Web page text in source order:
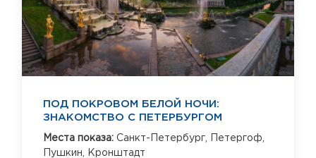
ПОД ПОКРОВОМ БЕЛОЙ НОЧИ:
ЗНАКОМСТВО С ПЕТЕРБУРГОМ
Места показа: Санкт-Петербург,
Петергоф,
Пушкин,
Кронштадт